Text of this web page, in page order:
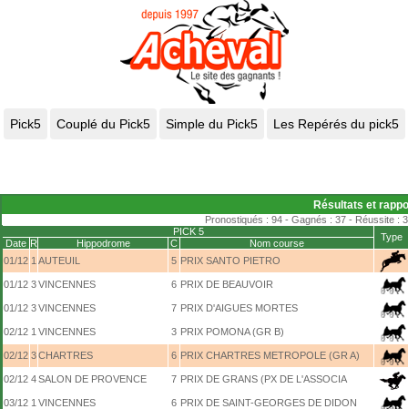
Résultats et
Pronostiqués : 94 - Gagnés : 37 - Réussite :
PICK 5
Type
Date R Hippodrome C
Nom course
01/12 1 AUTEUIL 5 PRIX SANTO PIETRO
01/12 3VINCENNES 6 PRIX DE BEAUVOIR
01/12 3VINCENNES 7 PRIX D'AIGUES MORTES
02/12 1 VINCENNES 3 PRIX POMONA (GR B)
02/12 3CHARTRES 6 PRIX CHARTRES METROPOLE (GR A)
02/12 4SALON DE PROVENCE 7 PRIX DE GRANS (PX DE L'ASSOCIA
03/12 1 VINCENNES 6 PRIX DE SAINT-GEORGES DE DIDON